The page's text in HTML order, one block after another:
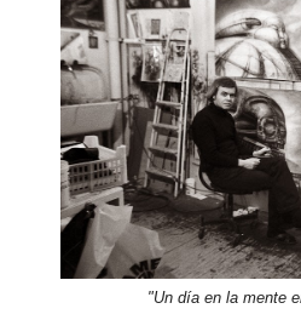
"Un día en la mente